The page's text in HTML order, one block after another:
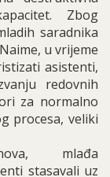
Zbog
saradnika
u vrijeme
asistenti,
redovnih
za normalno
procesa, veliki
mlađa
stasavali uz